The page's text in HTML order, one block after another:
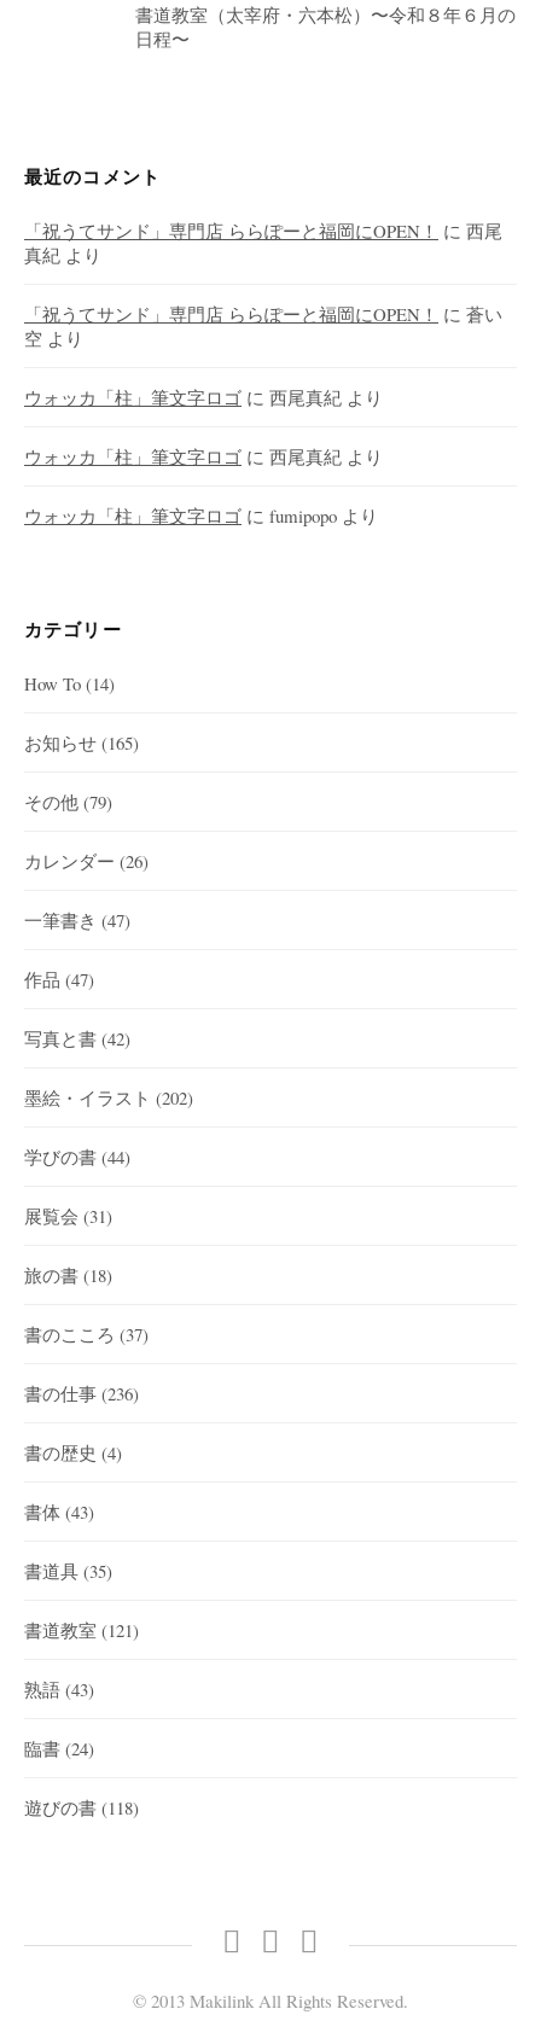
書道教室（太宰府・六本松）〜令和８年６月の
日程〜
最近のコメント
「祝うてサンド」専門店 ららぽーと福岡にOPEN！ に 西尾
真紀 より
「祝うてサンド」専門店 ららぽーと福岡にOPEN！ に 蒼い
空 より
ウォッカ「柱」筆文字ロゴ に 西尾真紀 より
ウォッカ「柱」筆文字ロゴ に 西尾真紀 より
ウォッカ「柱」筆文字ロゴ に fumipopo より
カテゴリー
How To (14)
お知らせ (165)
その他 (79)
カレンダー (26)
一筆書き (47)
作品 (47)
写真と書 (42)
墨絵・イラスト (202)
学びの書 (44)
展覧会 (31)
旅の書 (18)
書のこころ (37)
書の仕事 (236)
書の歴史 (4)
書体 (43)
書道具 (35)
書道教室 (121)
熟語 (43)
臨書 (24)
遊びの書 (118)
twitter facebookinstagram
© 2013 Makilink All Rights Reserved.